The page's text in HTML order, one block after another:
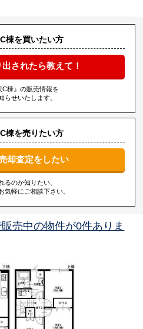
棟を買いたい方
されたら教えて！
C棟』の販売情報を
らせいたします。
棟を売りたい方
却査定をしたい
るのか知りたい、
気軽にご相談下さい。
売中の物件が0件ありま